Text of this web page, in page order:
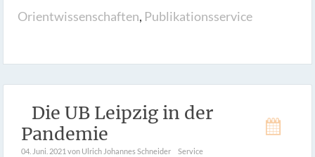
Orientwissenschaften, Publikationsservice
Die UB Leipzig in der
Pandemie
04. Juni. 2021 von Ulrich Johannes Schneider
Service